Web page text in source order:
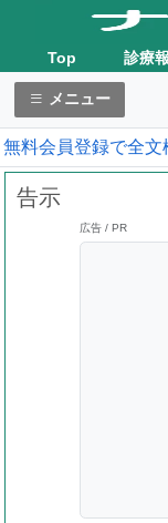
Top 診療
メニュー
無料会員登録で全文
告示
広告 / PR